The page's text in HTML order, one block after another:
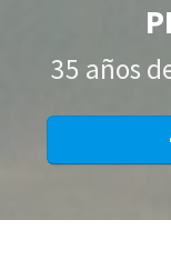
35 años